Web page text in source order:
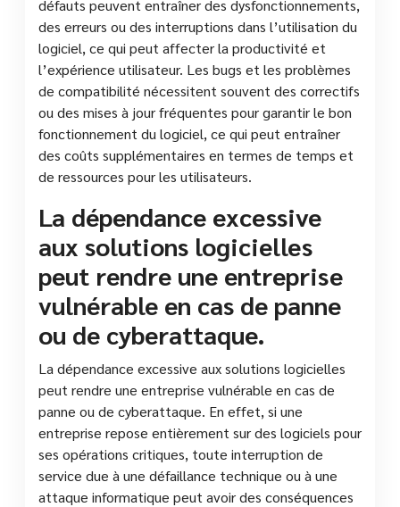
défauts peuvent entraîner des dysfonctionnements,
des erreurs ou des interruptions dans l’utilisation du
logiciel, ce qui peut affecter la productivité et
l’expérience utilisateur. Les bugs et les problèmes
de compatibilité nécessitent souvent des correctifs
ou des mises à jour fréquentes pour garantir le bon
fonctionnement du logiciel, ce qui peut entraîner
des coûts supplémentaires en termes de temps et
de ressources pour les utilisateurs.
La dépendance excessive
aux solutions logicielles
peut rendre une entreprise
vulnérable en cas de panne
ou de cyberattaque.
La dépendance excessive aux solutions logicielles
peut rendre une entreprise vulnérable en cas de
panne ou de cyberattaque. En effet, si une
entreprise repose entièrement sur des logiciels pour
ses opérations critiques, toute interruption de
service due à une défaillance technique ou à une
attaque informatique peut avoir des conséquences